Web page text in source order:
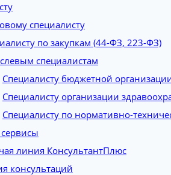
специалисту
по закупкам (44-ФЗ, 223-ФЗ)
специалистам
Специалисту бюджетной
Специалисту организации
Специалисту по нормативно-
линия КонсультантПлюс
консультаций